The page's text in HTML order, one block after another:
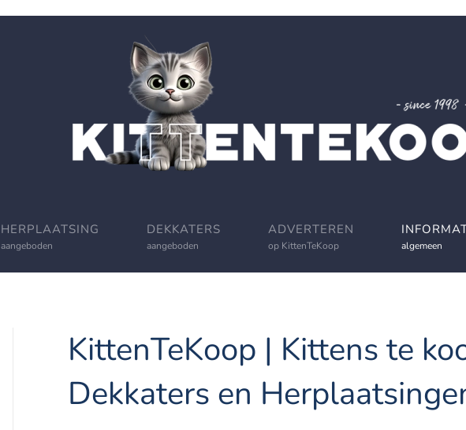
HERPLAATSING
aangeboden
DEKKATERS
aangeboden
ADVERTEREN
op KittenTeKoop algemeen
KittenTeKoop | Kittens te
Dekkaters en